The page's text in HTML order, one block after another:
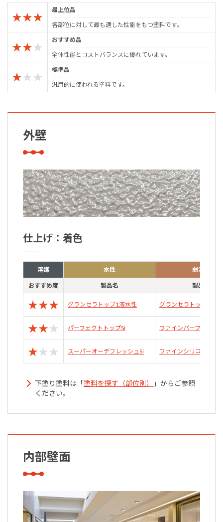
★★★
最上位品
各部位に対して最も適した性能をもつ塗料です。
★★★
おすすめ品
全体性能とコストバランスに優れています。
★★ ★
標準品
汎用的に使われる塗料です。
外壁
仕上げ：着色
溶媒 水性 弱溶剤
おすすめ度 製品名 製品名
★★★ グランセラトップ1液水性 グランセラトップ2液
★★★ パーフェクトトップSi ファインパーフェクト
★★ ★ スーパーオーデフレッシュSi ファインシリコンフレ
下塗り塗料は「塗料を探す（部位別）
」からご参照
ください。
内部壁面